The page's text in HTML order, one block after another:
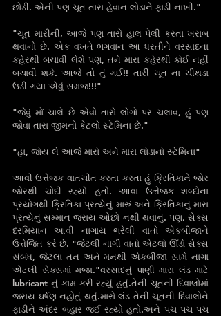
છોડી. એની પણ ચૂત તારા હેવાન લોડાને ફાડી નાખી."
"ચૂત મારીની, આજે પણ તારો હાલ પેલી કરતા ખરાબ
થવાનો છે. એક વખતે ભગવાન આ ધરતીને વરસાદના
કહેરથી બચાવી લેશે પણ, તને મારા કહેરથી કોઈ નહીં
બચાવી શકે. આજે તો તું ગઈ!! તારી ચૂત ના ચીથડા
ઉડી ગયા એવું સમજ!!!"
"જેવું મોં ચાલે છે એવો તારો લોગો પર ચલાવ, હું પણ
જોવા તારા જીમનો કેટલો સ્ટેમિના છે."
"હા, જોય લે આજે મારો અને મારા લોડાનો સ્ટેમિના"
આવી ઉત્તેજક વાતચીત કરતા કરતા હું ક્રિતિકાને જોર
જોરથી ચોદી રહ્યો હતો. આવા ઉત્તેજક શબ્દોના
પ્રયોગથી ક્રિતિકા પ્રત્યેનું મારું અને ક્રિતિકાનું મારા
પ્રત્યેનું સમ્માન જરાય ઓછો નથી‌ થવાનું. પણ, સેક્સ
દરમિયાન આવી નાગાય ભરેલી વાતો એકબીજાને
ઉત્તેજિત કરે છે. "જેટલી નાગી વાતો એટલો ઊંડો સેક્સ
સંબંધ, જેટલા તન અને મનથી એકબીજા સામે નાગા
એટલી સેક્સમાં મજા."વરસાદનું પાણી મારા લંડ માટે
lubricant નું કામ કરી‌ રહ્યું હતું.તેની ચૂતની દિવાલોમાં
જરાય ઘર્ષણ નહોતું થતું.મારો લંડ તેની ચૂતની દિવાલોને
ફાડીને અંદર બહાર જઈ રહ્યો હતો.અને પચ પચ પચ